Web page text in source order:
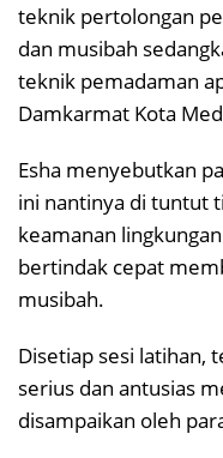
teknik pertolongan
dan musibah
teknik pemadaman
Damkarmat Kota
Esha menyebutkan
ini nantinya di tuntut
keamanan
bertindak cepat
musibah.
Disetiap sesi latihan,
serius dan antusias
disampaikan oleh